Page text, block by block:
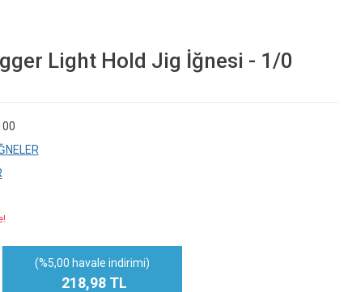
Light Hold Jig İğnesi - 1/0
(%5,00 havale indirimi)
218,98 TL